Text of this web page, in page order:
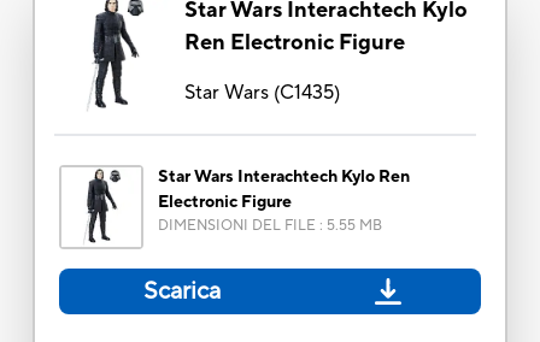
Star Wars Interachtech Kylo
Ren Electronic Figure
Star Wars(C1435)
Star Wars Interachtech Kylo Ren
Electronic Figure
DIMENSIONI DEL FILE : 5.55 MB
Scarica